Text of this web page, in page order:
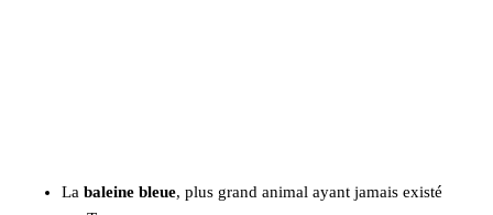
La baleine bleue, plus grand animal ayant jamais existé